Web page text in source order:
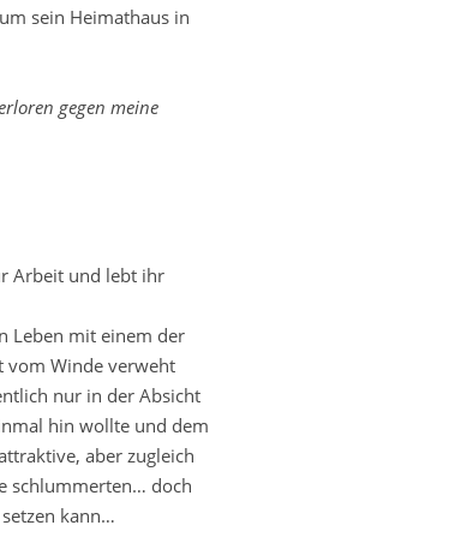
sein Heimathaus in
gegen meine
Arbeit und lebt ihr
Leben mit einem der
vom Winde verweht
nur in der Absicht
hin wollte und dem
aber zugleich
schlummerten… doch
kann…